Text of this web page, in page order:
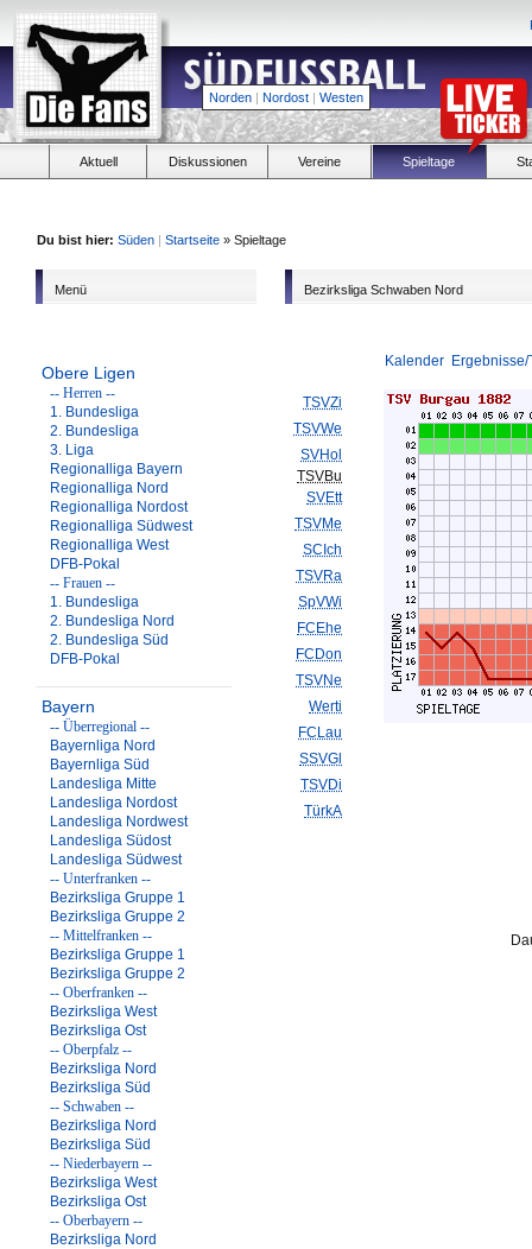
Norden | Nordost | Westen
Aktuell Diskussionen Vereine Spieltage
Du bist hier: Süden | Startseite » Spieltage
Menü
Obere Ligen
-- Herren --
1. Bundesliga
2. Bundesliga
3. Liga
Regionalliga Bayern
Regionalliga Nord
Regionalliga Nordost
Regionalliga Südwest
Regionalliga West
DFB-Pokal
-- Frauen --
1. Bundesliga
2. Bundesliga Nord
2. Bundesliga Süd
DFB-Pokal
Bayern
-- Überregional --
Bayernliga Nord
Bayernliga Süd
Landesliga Mitte
Landesliga Nordost
Landesliga Nordwest
Landesliga Südost
Landesliga Südwest
-- Unterfranken --
Bezirksliga Gruppe 1
Bezirksliga Gruppe 2
-- Mittelfranken --
Bezirksliga Gruppe 1
Bezirksliga Gruppe 2
-- Oberfranken --
Bezirksliga West
Bezirksliga Ost
-- Oberpfalz --
Bezirksliga Nord
Bezirksliga Süd
-- Schwaben --
Bezirksliga Nord
Bezirksliga Süd
-- Niederbayern --
Bezirksliga West
Bezirksliga Ost
-- Oberbayern --
Bezirksliga Nord
Bezirksliga Schwaben Nord
Kalender
TSVZi
TSVWe
SVHol
TSVBu
SVEtt
TSVMe
SCIch
TSVRa
SpVWi
FCEhe
FCDon
TSVNe
Werti
FCLau
SSVGl
TSVDi
TürkA